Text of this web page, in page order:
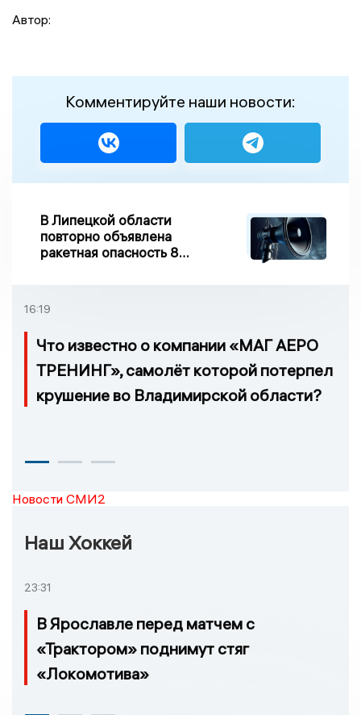
Автор:
Комментируйте наши новости:
В Липецкой области
повторно объявлена
ракетная опасность 8
16:19
Что известно о компании «МАГ АЕРО
ТРЕНИНГ», самолёт которой потерпел
крушение во Владимирской области?
Новости СМИ2
Наш Хоккей
23:31
В Ярославле перед матчем с
«Трактором» поднимут стяг
«Локомотива»